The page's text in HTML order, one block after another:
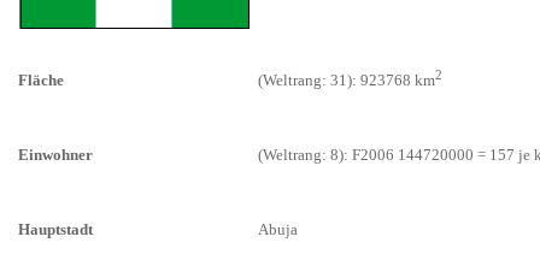
Fläche (Weltrang: 31): 923768 km2
Einwohner (Weltrang: 8): F2006 144720000 = 157 je
Hauptstadt Abuja